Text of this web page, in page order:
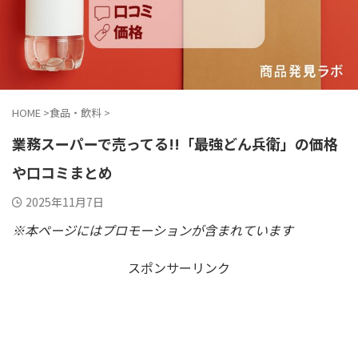
HOME >食品・飲料 >
業務スーパーで売ってる!!「最強どん兵衛」の価格
や口コミまとめ
2025年11月7日
※本ページにはプロモーションが含まれています
スポンサーリンク